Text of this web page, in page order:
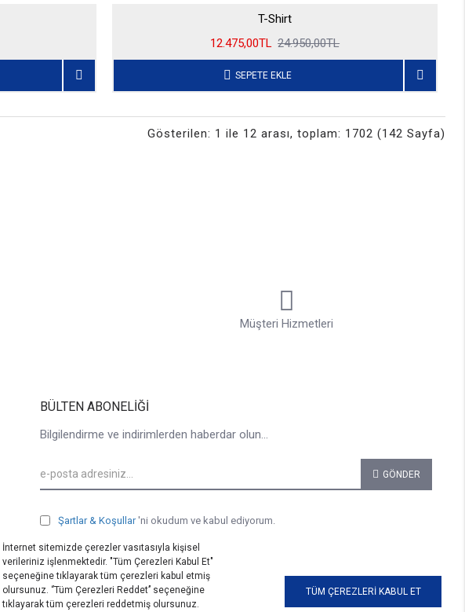
T-Shirt
12.475,00TL 24.950,00TL
SEPETE EKLE
Gösterilen: 1 ile 12 arası, toplam: 1702 (142 Sayfa)
Müşteri Hizmetleri
BÜLTEN ABONELIĞI
Bilgilendirme ve indirimlerden haberdar olun...
GÖNDER
Şartlar & Koşullar 'ni okudum ve kabul ediyorum.
TÜM ÇEREZLERI KABUL ET
İnternet sitemizde çerezler vasıtasıyla kişisel
verileriniz işlenmektedir. "Tüm Çerezleri Kabul Et"
seçeneğine tıklayarak tüm çerezleri kabul etmiş
olursunuz. ‘’Tüm Çerezleri Reddet’’ seçeneğine
tıklayarak tüm çerezleri reddetmiş olursunuz.